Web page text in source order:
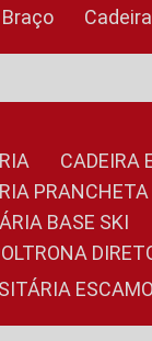
BASE SKI
POLTRONA